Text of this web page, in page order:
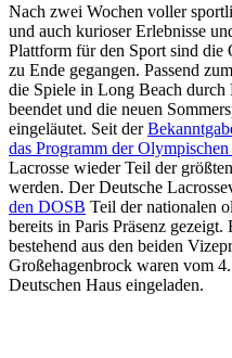
Nach zwei Wochen voller
und auch kurioser Erlebnisse
Plattform für den Sport sind die
zu Ende gegangen. Passend
die Spiele in Long Beach
beendet und die neuen
eingeläutet. Seit der
das Programm der
Lacrosse wieder Teil der
werden. Der Deutsche
den DOSB Teil der nationalen
bereits in Paris Präsenz
bestehend aus den beiden
Großehagenbrock waren vom
Deutschen Haus eingeladen.